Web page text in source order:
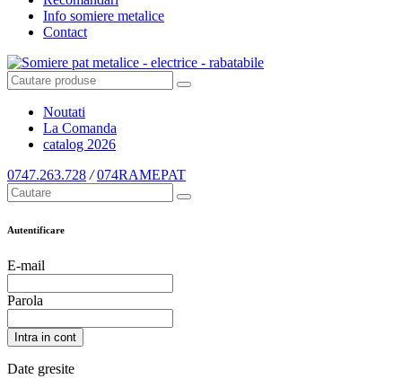
Info somiere metalice
Contact
Noutati
La Comanda
catalog 2026
0747.263.728 / 074RAMEPAT
Autentificare
E-mail
Parola
Intra in cont
Date gresite